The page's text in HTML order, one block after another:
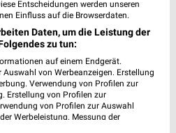
Entscheidungen werden unseren
Einfluss auf die Browserdaten.
Daten, um die Leistung der
zu tun:
auf einem Endgerät.
von Werbeanzeigen. Erstellung
Verwendung von Profilen zur
Erstellung von Profilen zur
von Profilen zur Auswahl
Werbeleistung. Messung der